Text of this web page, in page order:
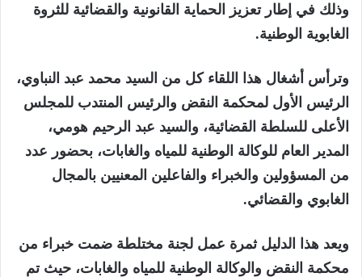
وذلك في إطار تعزيز الحماية القانونية والقضائية للثروة
الغابوية الوطنية.
وترأس أشغال هذا اللقاء كل من السيد محمد عبد النباوي،
الرئيس الأول لمحكمة النقض والرئيس المنتدب للمجلس
الأعلى للسلطة القضائية، والسيد عبد الرحيم هومي،
المدير العام للوكالة الوطنية للمياه والغابات، بحضور عدد
من المسؤولين والخبراء والفاعلين المعنيين بالمجال
الغابوي والقضائي.
ويعد هذا الدليل ثمرة عمل لجنة مختلطة ضمت خبراء من
محكمة النقض والوكالة الوطنية للمياه والغابات، حيث تم